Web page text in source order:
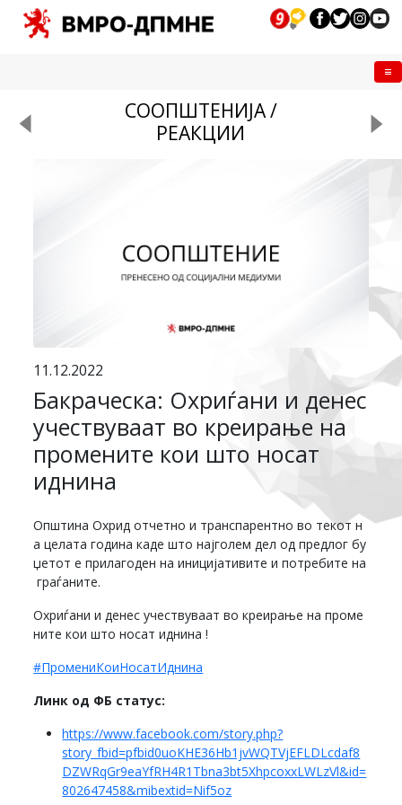
СООПШТЕНИЈА /
РЕАКЦИИ
11.12.2022
Бакраческа: Охриѓани и денес
учествуваат во креирање на
промените кои што носат
иднина
Општина Охрид отчетно и транспарентно во текот н
а целата година каде што најголем дел од предлог бу
џетот е прилагоден на иницијативите и потребите на
граѓаните.
Охриѓани и денес учествуваат во креирање на проме
ните кои што носат иднина !
#ПромениКоиНосатИднина
Линк од ФБ статус:
https://www.facebook.com/story.php?
story_fbid=pfbid0uoKHE36Hb1jvWQTVjEFLDLcdaf8
DZWRqGr9eaYfRH4R1Tbna3bt5XhpcoxxLWLzVl&id=
802647458&mibextid=Nif5oz